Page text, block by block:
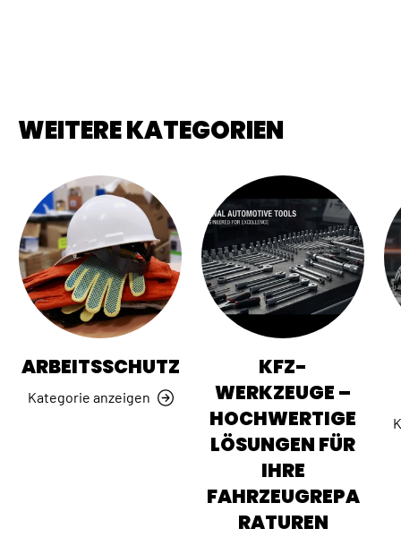
WEITERE KATEGORIEN
ARBEITSSCHUTZ
Kategorie anzeigen
KFZ-
WERKZEUGE –
HOCHWERTIGE
LÖSUNGEN FÜR
IHRE
FAHRZEUGREPA
RATUREN